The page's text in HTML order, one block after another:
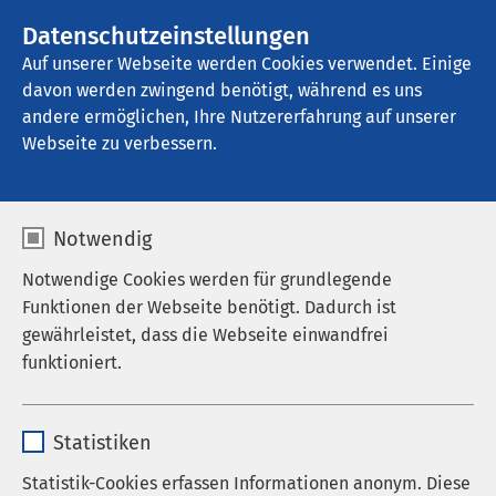
Datenschutzeinstellungen
Auf unserer Webseite werden Cookies verwendet. Einige
davon werden zwingend benötigt, während es uns
andere ermöglichen, Ihre Nutzererfahrung auf unserer
Webseite zu verbessern.
Notwendig
Notwendige Cookies werden für grundlegende
Funktionen der Webseite benötigt. Dadurch ist
gewährleistet, dass die Webseite einwandfrei
funktioniert.
Anbieter sgalinski
Statistiken
Statistik-Cookies erfassen Informationen anonym. Diese
AMEOS Eingliederung Gut Neuhof
Petershagen
AMEOS Eingliederung